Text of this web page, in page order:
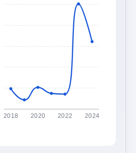
2018 2020 2022 2024